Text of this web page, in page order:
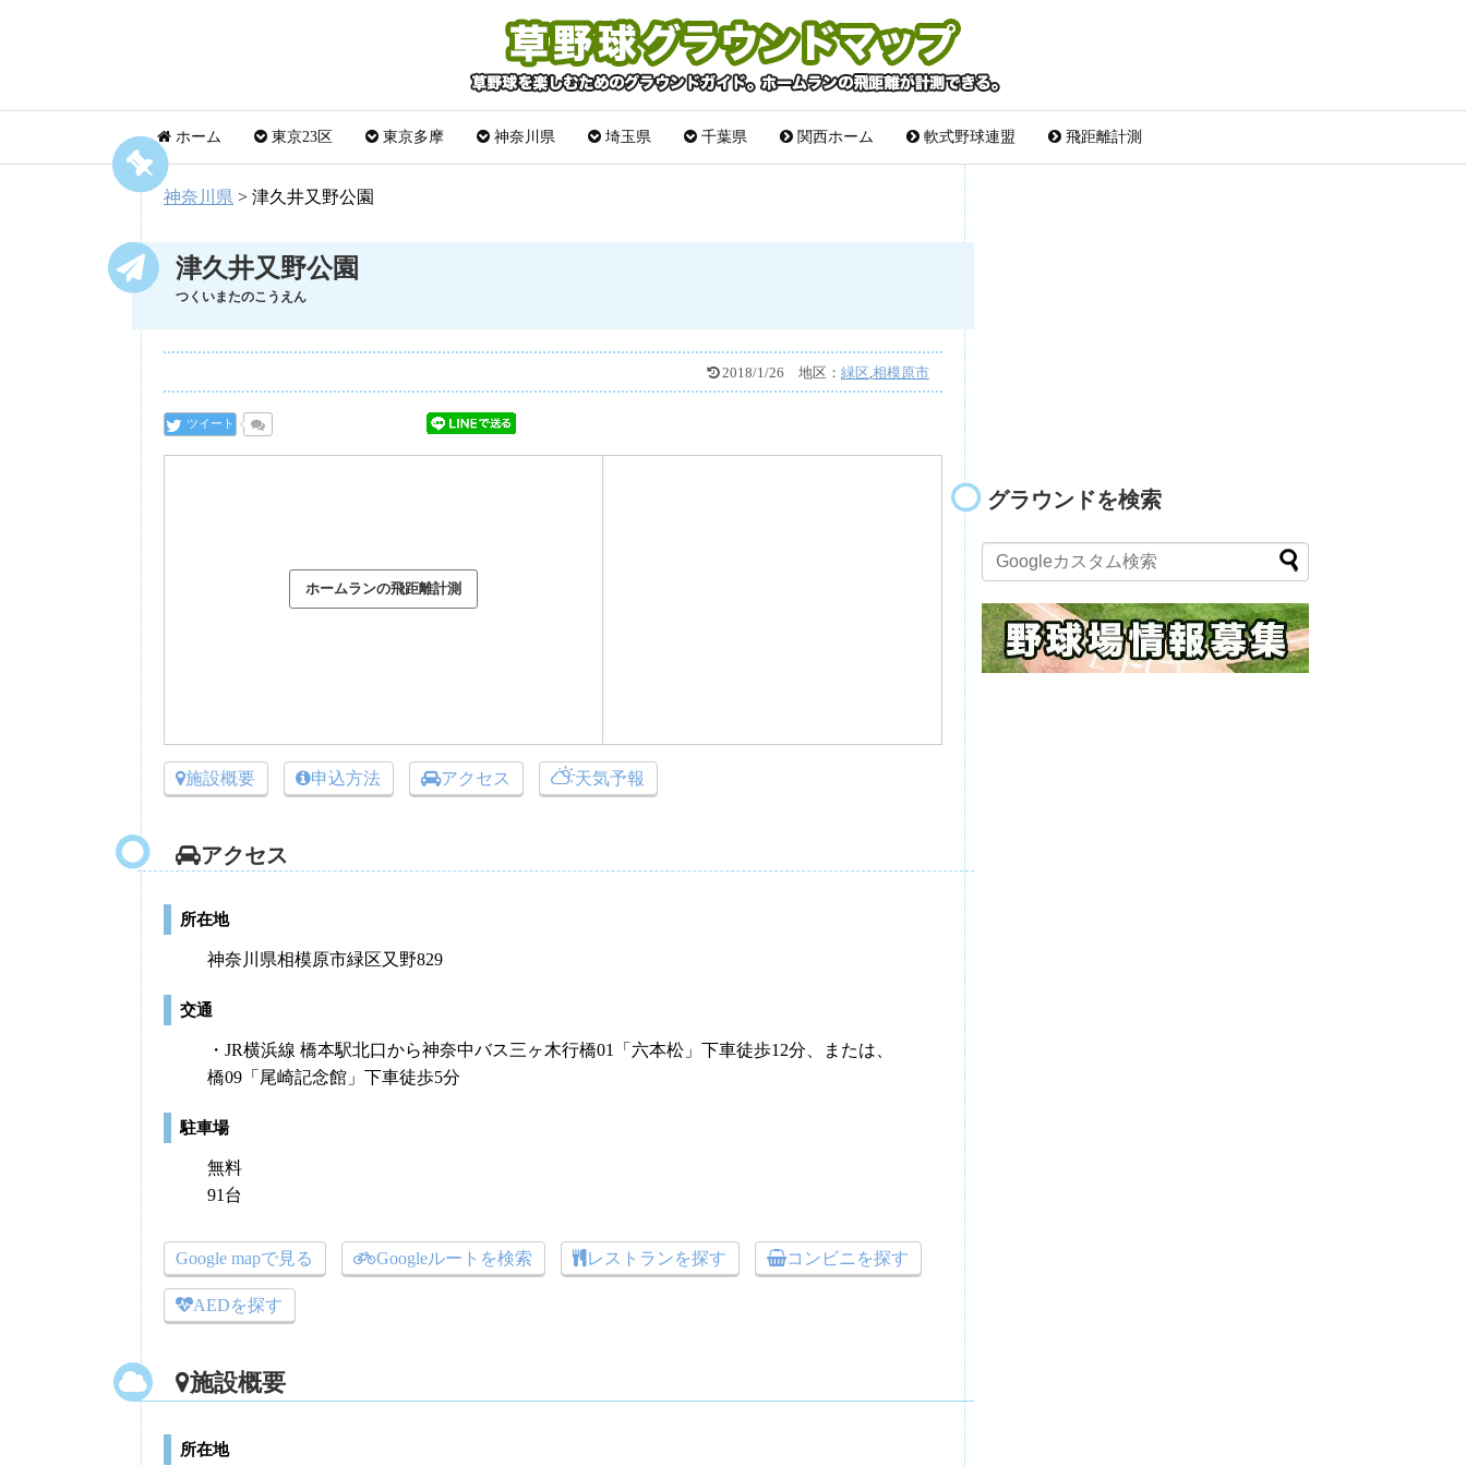
ホーム 東京23区 東京多摩 神奈川県 埼玉県 千葉県 関西ホーム 軟式野球連盟 飛距離計測
神奈川県 > 津久井又野公園
津久井又野公園
つくいまたのこうえん
2018/1/26 地区： 緑区,相模原市
ツイート
施設概要 申込方法 アクセス 天気予報
アクセス
所在地
神奈川県相模原市緑区又野829
交通
・JR横浜線 橋本駅北口から神奈中バス三ヶ木行橋01「六本松」下車徒歩12分、または、
橋09「尾崎記念館」下車徒歩5分
駐車場
無料
91台
Google mapで見る Googleルートを検索 レストランを探す コンビニを探す
AEDを探す
施設概要
所在地
グラウンドを検索